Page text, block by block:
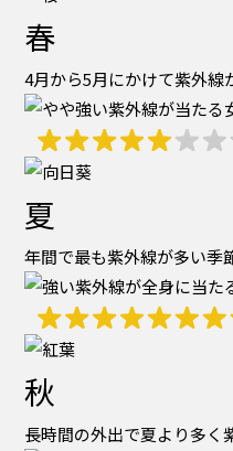
春
4月から5月にかけて紫外線
夏
年間で最も紫外線が多い季
秋
長時間の外出で夏より多く